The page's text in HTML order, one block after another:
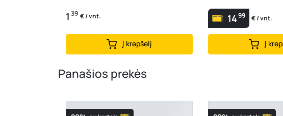
1 39 € / vnt.
Į krepšelį
1499 € / vnt.
Į
Panašios prekės